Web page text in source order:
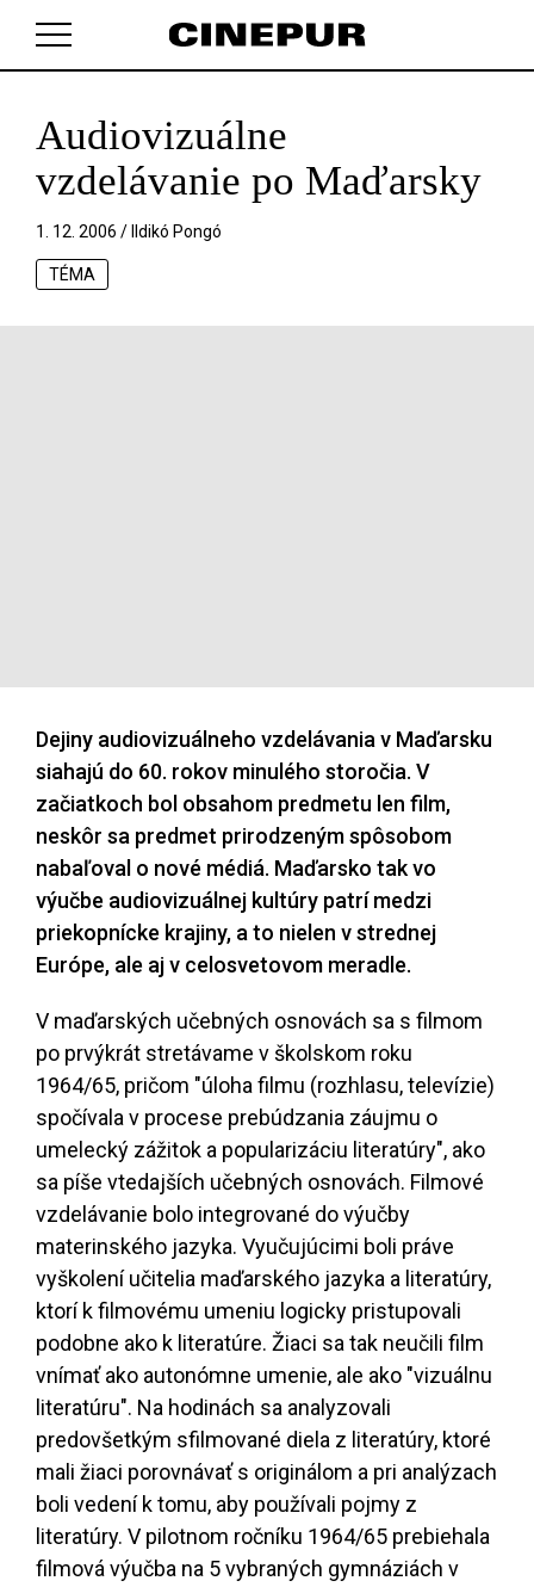
V košíku zatím nemáte žádné položky.
Audiovizuálne
vzdelávanie po Maďarsky
1. 12. 2006 / Ildikó Pongó
TÉMA
Dejiny audiovizuálneho vzdelávania v Maďarsku
siahajú do 60. rokov minulého storočia. V
začiatkoch bol obsahom predmetu len film,
neskôr sa predmet prirodzeným spôsobom
nabaľoval o nové médiá. Maďarsko tak vo
výučbe audiovizuálnej kultúry patrí medzi
priekopnícke krajiny, a to nielen v strednej
Európe, ale aj v celosvetovom meradle.
V maďarských učebných osnovách sa s filmom
po prvýkrát stretávame v školskom roku
1964/65, pričom "úloha filmu (rozhlasu, televízie)
spočívala v procese prebúdzania záujmu o
umelecký zážitok a popularizáciu literatúry", ako
sa píše vtedajších učebných osnovách. Filmové
vzdelávanie bolo integrované do výučby
materinského jazyka. Vyučujúcimi boli práve
vyškolení učitelia maďarského jazyka a literatúry,
ktorí k filmovému umeniu logicky pristupovali
podobne ako k literatúre. Žiaci sa tak neučili film
vnímať ako autonómne umenie, ale ako "vizuálnu
literatúru". Na hodinách sa analyzovali
predovšetkým sfilmované diela z literatúry, ktoré
mali žiaci porovnávať s originálom a pri analýzach
boli vedení k tomu, aby používali pojmy z
literatúry. V pilotnom ročníku 1964/65 prebiehala
filmová výučba na 5 vybraných gymnáziách v